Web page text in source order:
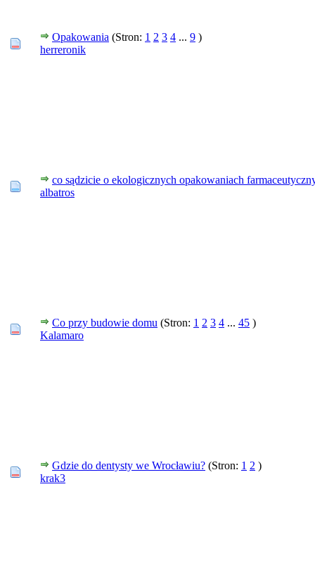
Opakowania (Stron: 1 2 3 4 ... 9 )
herreronik
co sądzicie o ekologicznych opakowaniach
albatros
Co przy budowie domu (Stron: 1 2 3 4 ... 45 )
Kalamaro
Gdzie do dentysty we Wrocławiu? (Stron: 1 2 )
krak3